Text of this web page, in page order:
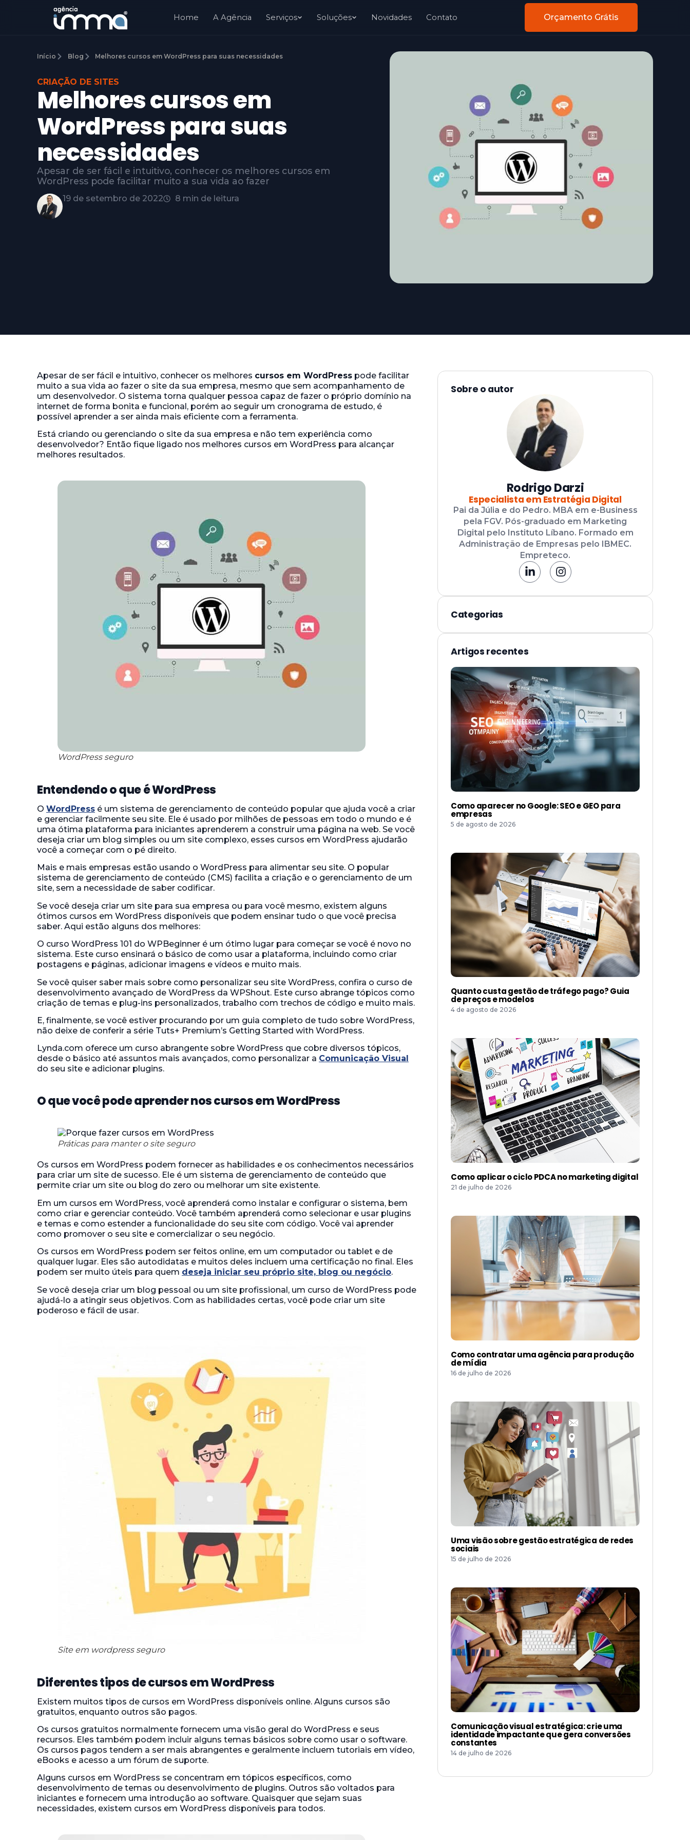
Home A Agência Serviços Soluções Novidades Contato Orçamento Grátis
Início Blog Melhores cursos em WordPress para suas necessidades
CRIAÇÃO DE SITES
Melhores cursos em
WordPress para suas
necessidades
Apesar de ser fácil e intuitivo, conhecer os melhores cursos em
WordPress pode facilitar muito a sua vida ao fazer
19 de setembro de 2022 8 min de leitura
Apesar de ser fácil e intuitivo, conhecer os melhores cursos em WordPress pode facilitar
muito a sua vida ao fazer o site da sua empresa, mesmo que sem acompanhamento de
um desenvolvedor. O sistema torna qualquer pessoa capaz de fazer o próprio domínio na
internet de forma bonita e funcional, porém ao seguir um cronograma de estudo, é
possível aprender a ser ainda mais eficiente com a ferramenta.
Está criando ou gerenciando o site da sua empresa e não tem experiência como
desenvolvedor? Então fique ligado nos melhores cursos em WordPress para alcançar
melhores resultados.
WordPress seguro
Entendendo o que é WordPress
O WordPress é um sistema de gerenciamento de conteúdo popular que ajuda você a criar
e gerenciar facilmente seu site. Ele é usado por milhões de pessoas em todo o mundo e é
uma ótima plataforma para iniciantes aprenderem a construir uma página na web. Se você
deseja criar um blog simples ou um site complexo, esses cursos em WordPress ajudarão
você a começar com o pé direito.
Mais e mais empresas estão usando o WordPress para alimentar seu site. O popular
sistema de gerenciamento de conteúdo (CMS) facilita a criação e o gerenciamento de um
site, sem a necessidade de saber codificar.
Se você deseja criar um site para sua empresa ou para você mesmo, existem alguns
ótimos cursos em WordPress disponíveis que podem ensinar tudo o que você precisa
saber. Aqui estão alguns dos melhores:
O curso WordPress 101 do WPBeginner é um ótimo lugar para começar se você é novo no
sistema. Este curso ensinará o básico de como usar a plataforma, incluindo como criar
postagens e páginas, adicionar imagens e vídeos e muito mais.
Se você quiser saber mais sobre como personalizar seu site WordPress, confira o curso de
desenvolvimento avançado de WordPress da WPShout. Este curso abrange tópicos como
criação de temas e plug-ins personalizados, trabalho com trechos de código e muito mais.
E, finalmente, se você estiver procurando por um guia completo de tudo sobre WordPress,
não deixe de conferir a série Tuts+ Premium’s Getting Started with WordPress.
Lynda.com oferece um curso abrangente sobre WordPress que cobre diversos tópicos,
desde o básico até assuntos mais avançados, como personalizar a Comunicação Visual
do seu site e adicionar plugins.
O que você pode aprender nos cursos em WordPress
Práticas para manter o site seguro
Os cursos em WordPress podem fornecer as habilidades e os conhecimentos necessários
para criar um site de sucesso. Ele é um sistema de gerenciamento de conteúdo que
permite criar um site ou blog do zero ou melhorar um site existente.
Em um cursos em WordPress, você aprenderá como instalar e configurar o sistema, bem
como criar e gerenciar conteúdo. Você também aprenderá como selecionar e usar plugins
e temas e como estender a funcionalidade do seu site com código. Você vai aprender
como promover o seu site e comercializar o seu negócio.
Os cursos em WordPress podem ser feitos online, em um computador ou tablet e de
qualquer lugar. Eles são autodidatas e muitos deles incluem uma certificação no final. Eles
podem ser muito úteis para quem deseja iniciar seu próprio site, blog ou negócio.
Se você deseja criar um blog pessoal ou um site profissional, um curso de WordPress pode
ajudá-lo a atingir seus objetivos. Com as habilidades certas, você pode criar um site
poderoso e fácil de usar.
Site em wordpress seguro
Diferentes tipos de cursos em WordPress
Existem muitos tipos de cursos em WordPress disponíveis online. Alguns cursos são
gratuitos, enquanto outros são pagos.
Os cursos gratuitos normalmente fornecem uma visão geral do WordPress e seus
recursos. Eles também podem incluir alguns temas básicos sobre como usar o software.
Os cursos pagos tendem a ser mais abrangentes e geralmente incluem tutoriais em vídeo,
eBooks e acesso a um fórum de suporte.
Alguns cursos em WordPress se concentram em tópicos específicos, como
desenvolvimento de temas ou desenvolvimento de plugins. Outros são voltados para
iniciantes e fornecem uma introdução ao software. Quaisquer que sejam suas
necessidades, existem cursos em WordPress disponíveis para todos.
Sobre o autor
Rodrigo Darzi
Especialista em Estratégia Digital
Pai da Júlia e do Pedro. MBA em e-Business
pela FGV. Pós-graduado em Marketing
Digital pelo Instituto Líbano. Formado em
Administração de Empresas pelo IBMEC.
Empreteco.
Categorias
Artigos recentes
Como aparecer no Google: SEO e GEO para
empresas
5 de agosto de 2026
Quanto custa gestão de tráfego pago? Guia
de preços e modelos
4 de agosto de 2026
Como aplicar o ciclo PDCA no marketing digital
21 de julho de 2026
Como contratar uma agência para produção
de mídia
16 de julho de 2026
Uma visão sobre gestão estratégica de redes
sociais
15 de julho de 2026
Comunicação visual estratégica: crie uma
identidade impactante que gera conversões
constantes
14 de julho de 2026